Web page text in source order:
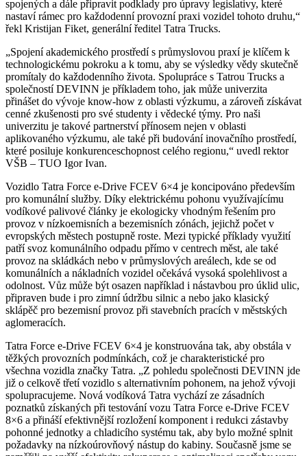
spojených a dále připravit podklady pro úpravy legislativy, které
nastaví rámec pro každodenní provozní praxi vozidel tohoto druhu,“
řekl Kristijan Fiket, generální ředitel Tatra Trucks.
„Spojení akademického prostředí s průmyslovou praxí je klíčem k
technologickému pokroku a k tomu, aby se výsledky vědy skutečně
promítaly do každodenního života. Spolupráce s Tatrou Trucks a
společností DEVINN je příkladem toho, jak může univerzita
přinášet do vývoje know-how z oblasti výzkumu, a zároveň získávat
cenné zkušenosti pro své studenty i vědecké týmy. Pro naši
univerzitu je takové partnerství přínosem nejen v oblasti
aplikovaného výzkumu, ale také při budování inovačního prostředí,
které posiluje konkurenceschopnost celého regionu,“ uvedl rektor
VŠB – TUO Igor Ivan.
Vozidlo Tatra Force e-Drive FCEV 6×4 je koncipováno především
pro komunální služby. Díky elektrickému pohonu využívajícímu
vodíkové palivové články je ekologicky vhodným řešením pro
provoz v nízkoemisních a bezemisních zónách, jejichž počet v
evropských městech postupně roste. Mezi typické příklady využití
patří svoz komunálního odpadu přímo v centrech měst, ale také
provoz na skládkách nebo v průmyslových areálech, kde se od
komunálních a nákladních vozidel očekává vysoká spolehlivost a
odolnost. Vůz může být osazen například i nástavbou pro úklid ulic,
připraven bude i pro zimní údržbu silnic a nebo jako klasický
sklápěč pro bezemisní provoz při stavebních pracích v městských
aglomeracích.
Tatra Force e-Drive FCEV 6×4 je konstruována tak, aby obstála v
těžkých provozních podmínkách, což je charakteristické pro
všechna vozidla značky Tatra. „Z pohledu společnosti DEVINN jde
již o celkově třetí vozidlo s alternativním pohonem, na jehož vývoji
spolupracujeme. Nová vodíková Tatra vychází ze zásadních
poznatků získaných při testování vozu Tatra Force e-Drive FCEV
8×6 a přináší efektivnější rozložení komponent i redukci zástavby
pohonné jednotky a chladicího systému tak, aby bylo možné splnit
požadavky na nízkoúrovňový nástup do kabiny. Současně jsme se